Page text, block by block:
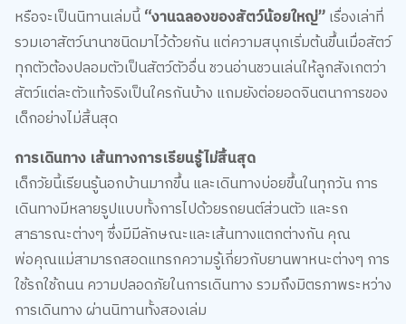
หรือจะเป็นนิทานเล่มนี้“งานฉลองของสัตว์น้อยใหญ่”เรื่องเล่าที่
รวมเอาสัตว์นานาชนิดมาไว้ด้วยกัน แต่ความสนุกเริ่มต้นขึ้นเมื่อสัตว์
ทุกตัวต้องปลอมตัวเป็นสัตว์ตัวอื่น ชวนอ่านชวนเล่นให้ลูกสังเกตว่า
สัตว์แต่ละตัวแท้จริงเป็นใครกันบ้าง แถมยังต่อยอดจินตนาการของ
เด็กอย่างไม่สิ้นสุด
การเดินทาง เส้นทางการเรียนรู้ไม่สิ้นสุด
เด็กวัยนี้เรียนรู้นอกบ้านมากขึ้น และเดินทางบ่อยขึ้นในทุกวัน การ
เดินทางมีหลายรูปแบบทั้งการไปด้วยรถยนต์ส่วนตัว และรถ
สาธารณะต่างๆ ซึ่งมีมีลักษณะและเส้นทางแตกต่างกัน คุณ
พ่อคุณแม่สามารถสอดแทรกความรู้เกี่ยวกับยานพาหนะต่างๆ การ
ใช้รถใช้ถนน ความปลอดภัยในการเดินทาง รวมถึงมิตรภาพระหว่าง
การเดินทาง ผ่านนิทานทั้งสองเล่ม